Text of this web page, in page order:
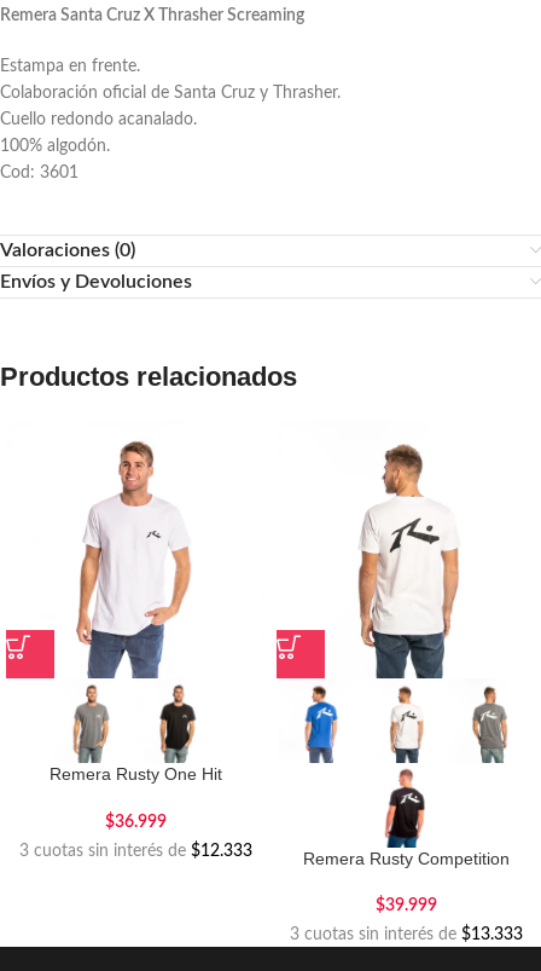
Remera Santa Cruz X Thrasher Screaming
Estampa en frente.
Colaboración oficial de Santa Cruz y Thrasher.
Cuello redondo acanalado.
100% algodón.
Cod: 3601
Valoraciones (0)
Envíos y Devoluciones
Productos relacionados
Remera Rusty One Hit
$36.999
3 cuotas sin interés de $12.333 Remera Rusty Competition
$39.999
3 cuotas sin interés de $13.333